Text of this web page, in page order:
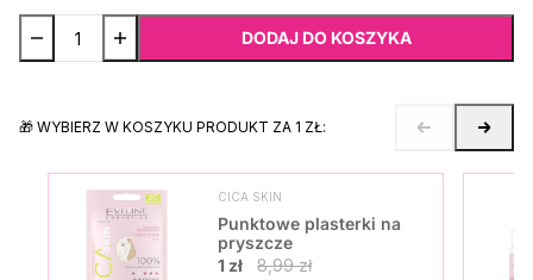
DODAJ DO KOSZYKA
🎁 WYBIERZ W KOSZYKU PRODUKT ZA 1 ZŁ:
CICA SKIN
Punktowe plasterki na
pryszcze
1 zł
8,99 zł